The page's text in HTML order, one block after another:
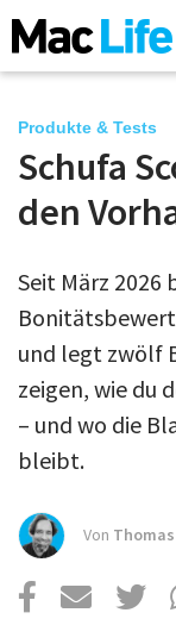
News
Mac
iPad
Tests
Tipps
Über uns
Podcast
Produkte & Tests
Schufa
den
Seit März 2026
und legt zwölf
zeigen, wie du
– und wo die
bleibt.
Von